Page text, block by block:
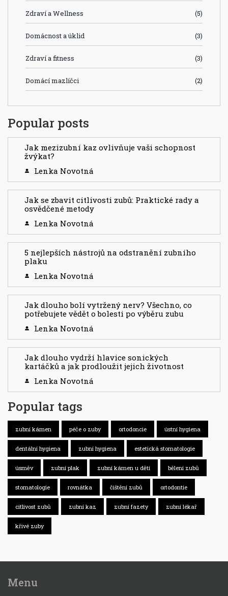
Zdraví a Wellness (5)
Domácnost a úklid (3)
Zdraví a fitness (3)
Domácí mazlíčci (2)
Popular posts
Jak mezizubní kaz ovlivňuje vaši schopnost
žvýkat?
Lenka Novotná
Jak se zbavit citlivosti zubů: Praktické rady a
osvědčené metody
Lenka Novotná
5 nejlepších nástrojů na odstranění zubního
plaku
Lenka Novotná
Jak dlouho bolí vytržený nerv? Všechno, co
potřebujete vědět o bolesti po výběru zubu
Lenka Novotná
Jak dlouho vydrží hlavice sonických
kartáčků a jak prodloužit jejich životnost
Lenka Novotná
Popular tags
zubní kámen péče o zuby ortodoncie ústní hygiena
dentální hygiena zubní hygiena estetická stomatologie
úsměv zubní plak zubní kámen u dětí bělení zubů
stomatologie rovnátka čištění zubů ortodontie
citlivost zubů zubní kaz zubní fazety zubní lékař
křivé zuby
Menu